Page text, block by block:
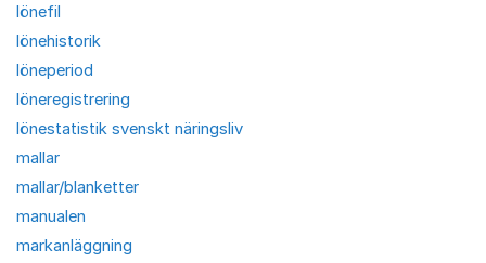
lönefil
lönehistorik
löneperiod
löneregistrering
lönestatistik svenskt näringsliv
mallar
mallar/blanketter
manualen
markanläggning